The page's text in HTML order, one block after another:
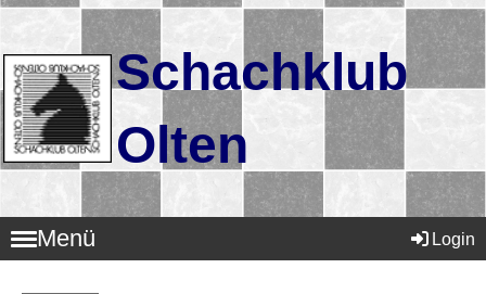
Schachklub
Olten
Menü Login